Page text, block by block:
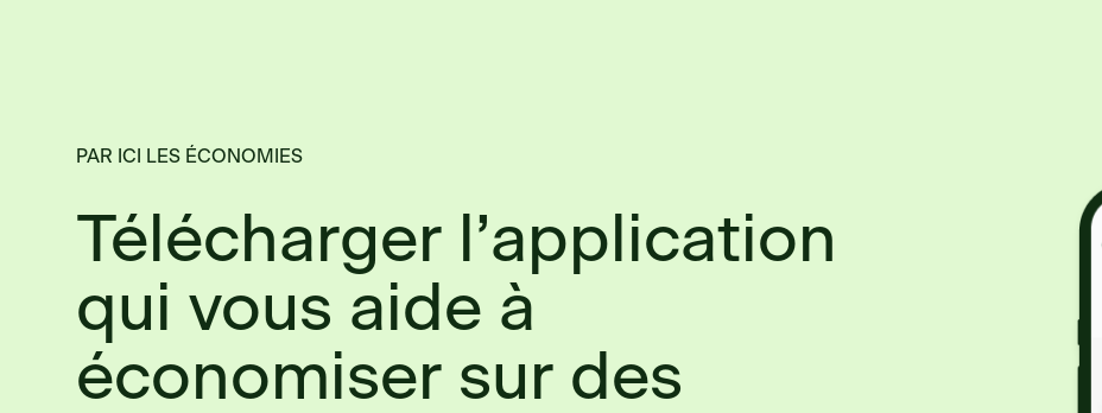
PAR ICI LES ÉCONOMIES
Télécharger l’application
qui vous aide à
économiser sur des